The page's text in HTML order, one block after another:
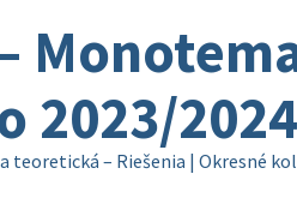
2023/2024
teoretická – Riešenia | Okresné